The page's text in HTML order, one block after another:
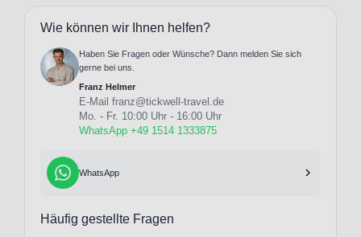
Wie können wir Ihnen helfen?
Haben Sie Fragen oder Wünsche? Dann melden Sie sich
gerne bei uns.
Franz Helmer
E-Mail franz@tickwell-travel.de
Mo. - Fr. 10:00 Uhr - 16:00 Uhr
WhatsApp +49 1514 1333875
WhatsApp
Häufig gestellte Fragen